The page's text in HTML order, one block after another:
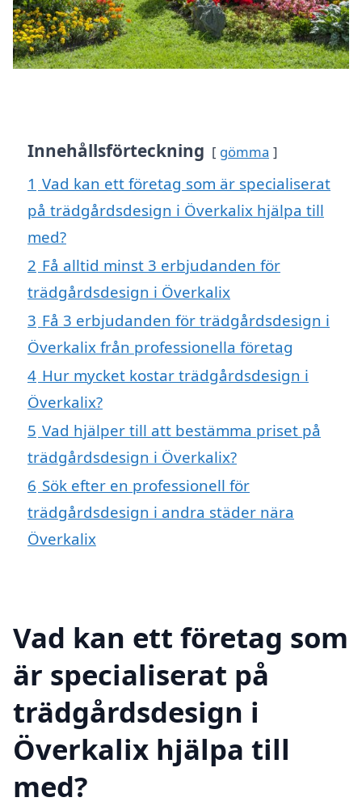
Innehållsförteckning gömma
1 Vad kan ett företag som är specialiserat
på trädgårdsdesign i Överkalix hjälpa till
med?
2 Få alltid minst 3 erbjudanden för
trädgårdsdesign i Överkalix
3 Få 3 erbjudanden för trädgårdsdesign i
Överkalix från professionella företag
4 Hur mycket kostar trädgårdsdesign i
Överkalix?
5 Vad hjälper till att bestämma priset på
trädgårdsdesign i Överkalix?
6 Sök efter en professionell för
trädgårdsdesign i andra städer nära
Överkalix
Vad kan ett företag som
är specialiserat på
trädgårdsdesign i
Överkalix hjälpa till
med?